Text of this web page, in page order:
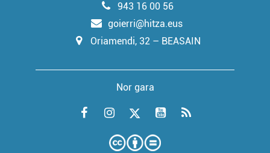
943 16 00 56
goierri@hitza.eus
Oriamendi, 32 – BEASAIN
Nor gara